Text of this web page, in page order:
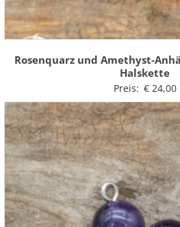
Rosenquarz und Amethyst-
Halskette
Preis: €24,00